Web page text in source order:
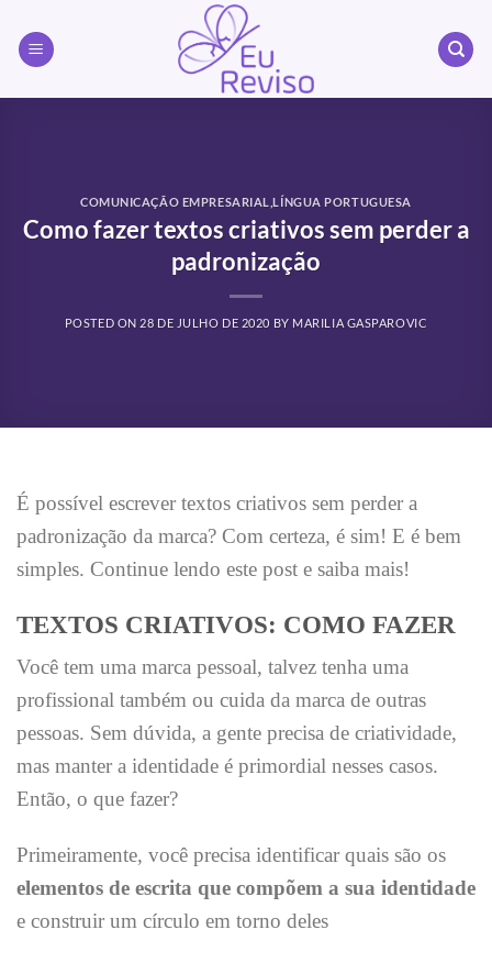
content
COMUNICAÇÃO EMPRESARIAL ,LÍNGUA PORTUGUESA
Como fazer textos criativos sem perder a
padronização
POSTED ON 28 DE JULHO DE 2020 BY MARILIA GASPAROVIC
É possível escrever textos criativos sem perder a
padronização da marca? Com certeza, é sim! E é bem
simples. Continue lendo este post e saiba mais!
TEXTOS CRIATIVOS: COMO FAZER
Você tem uma marca pessoal, talvez tenha uma
profissional também ou cuida da marca de outras
pessoas. Sem dúvida, a gente precisa de criatividade,
mas manter a identidade é primordial nesses casos.
Então, o que fazer?
Primeiramente, você precisa identificar quais são os
elementos de escrita que compõem a sua identidade
e construir um círculo em torno deles